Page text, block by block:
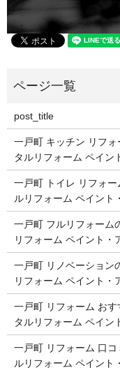
post_title
一戸町 キッチン リフ
タルリフォーム ペイン
一戸町 トイレ リフォ
ルリフォーム ペイント
一戸町 フルリフォーム
リフォーム ペイント・
一戸町 リノベーション
リフォーム ペイント・
一戸町 リフォーム お
タルリフォーム ペイン
一戸町 リフォーム 口
ルリフォーム ペイント